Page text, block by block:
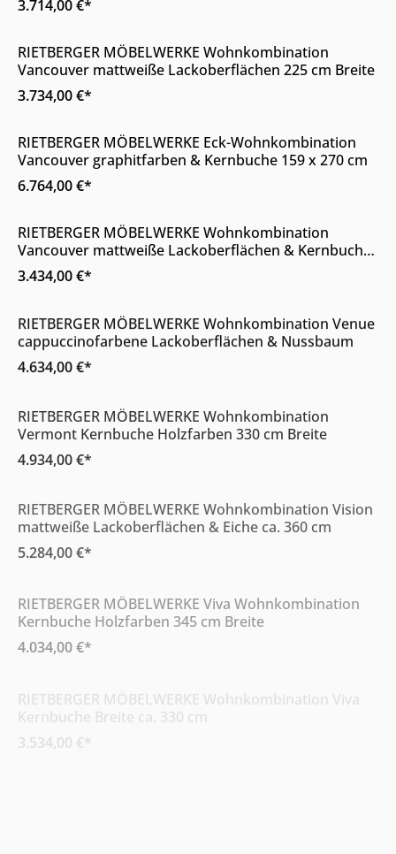
3.714,00 €*
Online & im Möbelhaus erhältlich
RIETBERGER MÖBELWERKE Wohnkombination
Vancouver mattweiße Lackoberflächen 225 cm Breite
3.734,00 €*
Online & im Möbelhaus erhältlich
RIETBERGER MÖBELWERKE Eck-Wohnkombination
Vancouver graphitfarben & Kernbuche 159 x 270 cm
6.764,00 €*
Online & im Möbelhaus erhältlich
RIETBERGER MÖBELWERKE Wohnkombination
Vancouver mattweiße Lackoberflächen & Kernbuche
315 cm
3.434,00 €*
Online & im Möbelhaus erhältlich
RIETBERGER MÖBELWERKE Wohnkombination Venue
cappuccinofarbene Lackoberflächen & Nussbaum
4.634,00 €*
Online & im Möbelhaus erhältlich
RIETBERGER MÖBELWERKE Wohnkombination
Vermont Kernbuche Holzfarben 330 cm Breite
4.934,00 €*
Online & im Möbelhaus erhältlich
RIETBERGER MÖBELWERKE Wohnkombination Vision
mattweiße Lackoberflächen & Eiche ca. 360 cm
5.284,00 €*
Online & im Möbelhaus erhältlich
RIETBERGER MÖBELWERKE Viva Wohnkombination
Kernbuche Holzfarben 345 cm Breite
Online & im Möbelhaus erhältlich
Kernbuche Breite ca. 330 cm
3.534,00 €*